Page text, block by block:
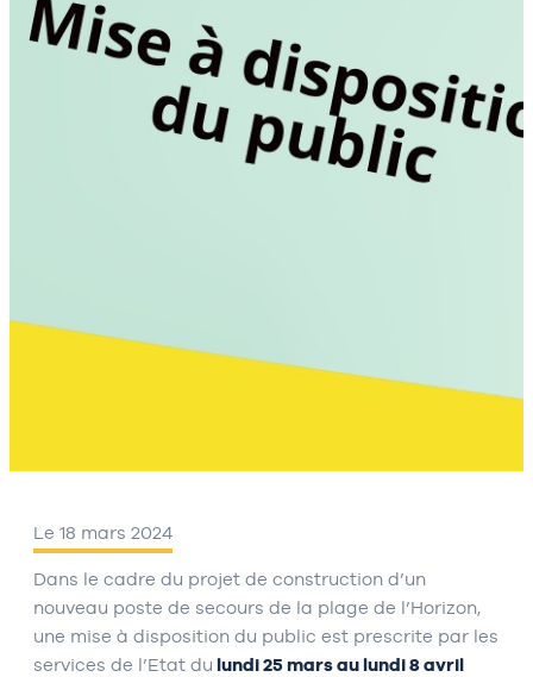
Le 18 mars 2024
Dans le cadre du projet de construction d’un
nouveau poste de secours de la plage de l’Horizon,
une mise à disposition du public est prescrite par les
services de l’Etat du lundi 25 mars au lundi 8 avril